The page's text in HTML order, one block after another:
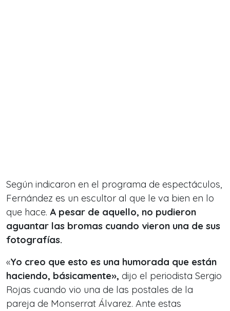
Según indicaron en el programa de espectáculos,
Fernández es un escultor al que le va bien en lo
que hace. A pesar de aquello, no pudieron
aguantar las bromas cuando vieron una de sus
fotografías.
«Yo creo que esto es una humorada que están
haciendo, básicamente», dijo el periodista Sergio
Rojas cuando vio una de las postales de la
pareja de Monserrat Álvarez. Ante estas